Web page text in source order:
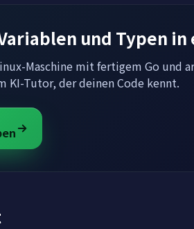
und Typen
Maschine mit fertigem Go und
KI-Tutor, der deinen Code kennt.